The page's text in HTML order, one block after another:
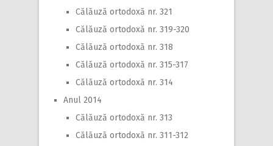
Călăuză ortodoxă nr. 321
Călăuză ortodoxă nr. 319-320
Călăuză ortodoxă nr. 318
Călăuză ortodoxă nr. 315-317
Călăuză ortodoxă nr. 314
Anul 2014
Călăuză ortodoxă nr. 313
Călăuză ortodoxă nr. 311-312